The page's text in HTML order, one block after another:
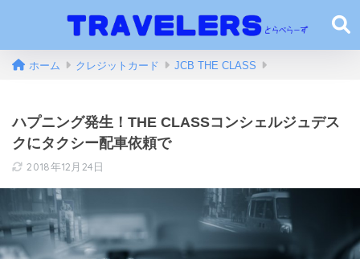
ホーム クレジットカード JCB THE CLASS
ハプニング発生！THE CLASSコンシェルジュデス
クにタクシー配車依頼で
2018年12月24日